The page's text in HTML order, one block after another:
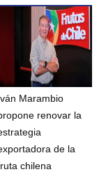
Marambio
renovar la
de la
chilena